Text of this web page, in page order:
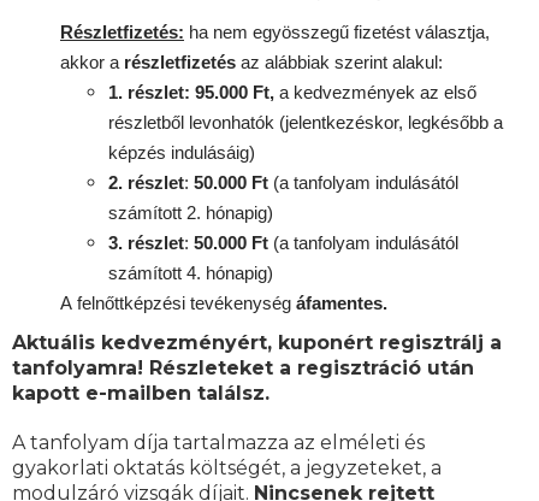
Részletfizetés: ha nem egyösszegű fizetést választja,
akkor a részletfizetés az alábbiak szerint alakul:
1. részlet: 95.000 Ft, a kedvezmények az első
részletből levonhatók (jelentkezéskor, legkésőbb a
képzés indulásáig)
2. részlet: 50.000 Ft (a tanfolyam indulásától
számított 2. hónapig)
3. részlet: 50.000 Ft (a tanfolyam indulásától
számított 4. hónapig)
A felnőttképzési tevékenység áfamentes.
Aktuális kedvezményért, kuponért regisztrálj a
tanfolyamra! Részleteket a regisztráció után
kapott e-mailben találsz.
A tanfolyam díja tartalmazza az elméleti és
gyakorlati oktatás költségét, a jegyzeteket, a
modulzáró vizsgák díjait. Nincsenek rejtett